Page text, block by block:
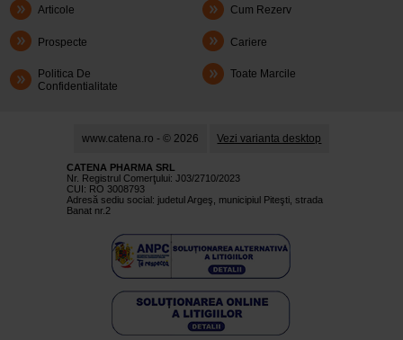
Articole Cum Rezerv
Prospecte Cariere
Politica De
Confidentialitate
Toate Marcile
www.catena.ro - © 2026 Vezi varianta desktop
CATENA PHARMA SRL
Nr. Registrul Comerţului: J03/2710/2023
CUI: RO 3008793
Adresă sediu social: judetul Argeş, municipiul Piteşti, strada
Banat nr.2